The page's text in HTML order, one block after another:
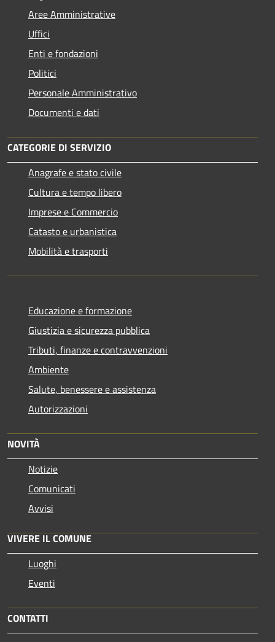
Aree Amministrative
Uffici
Enti e fondazioni
Politici
Personale Amministrativo
Documenti e dati
CATEGORIE DI SERVIZIO
Anagrafe e stato civile
Cultura e tempo libero
Imprese e Commercio
Catasto e urbanistica
Mobilità e trasporti
Educazione e formazione
Giustizia e sicurezza pubblica
Tributi, finanze e contravvenzioni
Ambiente
Salute, benessere e assistenza
Autorizzazioni
NOVITÀ
Notizie
Comunicati
Avvisi
VIVERE IL COMUNE
Luoghi
Eventi
CONTATTI